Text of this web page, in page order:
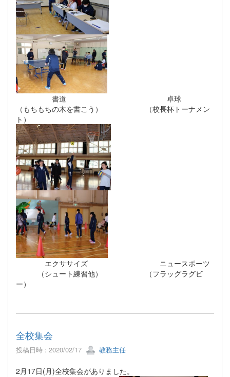
書道 卓球
（もちもちの木を書こう） （校長杯トーナメン
ト）
エクササイズ ニュースポーツ
（シュート練習他） （フラッグラグビ
ー）
全校集会
投稿日時 : 2020/02/17 教務主任
2月17日(月)全校集会がありました。